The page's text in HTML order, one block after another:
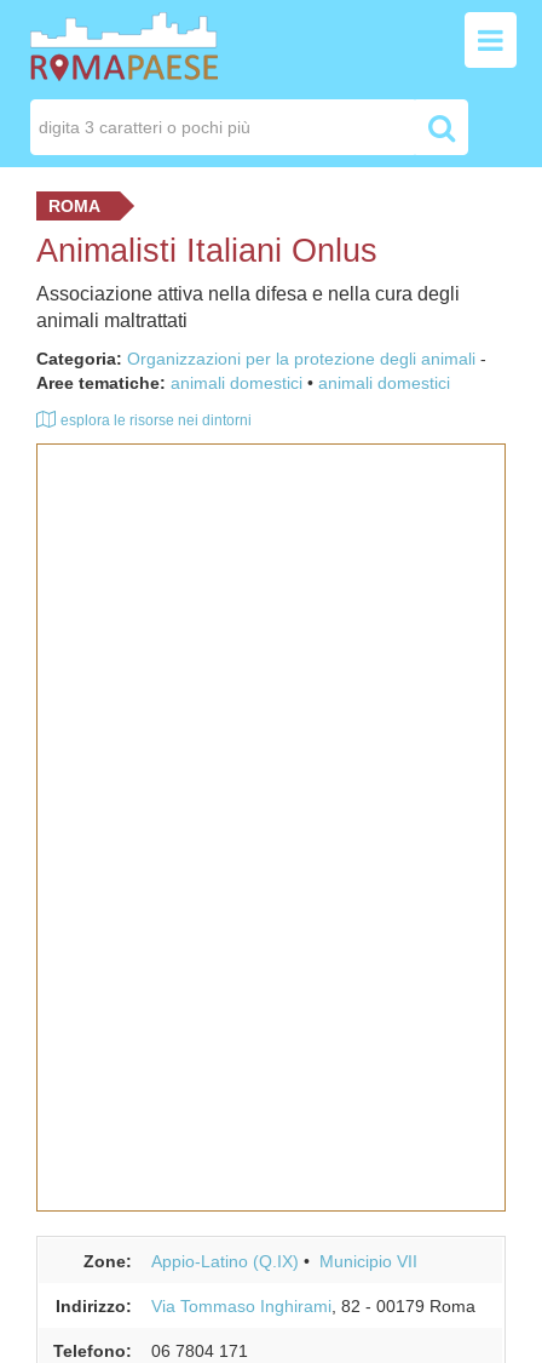
ROMA
Animalisti Italiani Onlus
Associazione attiva nella difesa e nella cura degli
animali maltrattati
Categoria: Organizzazioni per la protezione degli animali -
Aree tematiche: animali domestici animali domestici
esplora le risorse nei dintorni
Zone: Appio-Latino (Q.IX) Municipio VII
Indirizzo: Via Tommaso Inghirami , 82 - 00179 Roma
Telefono: 06 7804 171